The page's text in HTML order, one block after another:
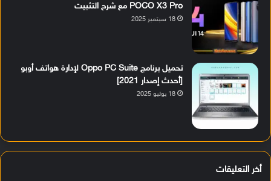
POCO X3 Pro مع شرح التثبيت
18 سبتمبر 2025
تحميل برنامج Oppo PC Suite لإدارة هواتف أوبو
[أحدث إصدار 2021]
18 يوليو 2025
أخر التعليقات